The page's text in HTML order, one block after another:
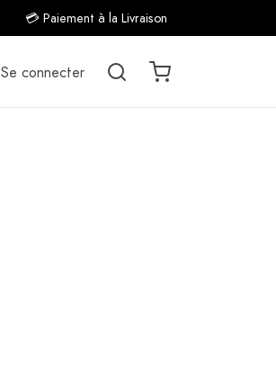
💳 Paiement à la Livraison
Se connecter